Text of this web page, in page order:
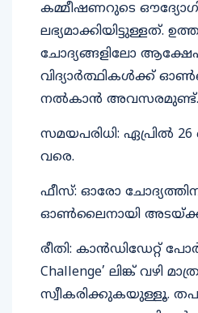
കമ്മീഷണറുടെ
ലഭ്യമാക്കിയിട്ടുള്ളത്.
ചോദ്യങ്ങളിലോ
വിദ്യാർത്ഥികൾക്ക്
നൽകാൻ അവസരമുണ്ട്.
സമയപരിധി: ഏപ്രിൽ 26
വരെ.
ഫീസ്: ഓരോ
ഓൺലൈനായി
രീതി: കാൻഡിഡേറ്റ്
Challenge’ ലിങ്ക് വഴി
സ്വീകരിക്കുകയുള്ളൂ.